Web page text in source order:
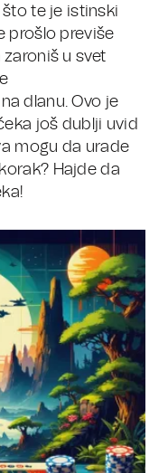
te je istinski
prošlo previše
u svet
dlanu. Ovo je
još dublji uvid
mogu da urade
Hajde da